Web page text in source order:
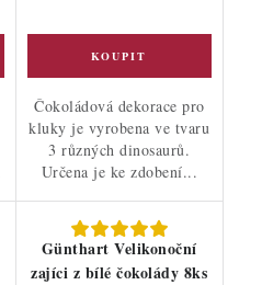
Čokoládová dekorace pro
kluky je vyrobena ve tvaru
3 různých dinosaurů.
Určena je ke zdobení...
Günthart Velikonoční
zajíci z bílé čokolády 8ks